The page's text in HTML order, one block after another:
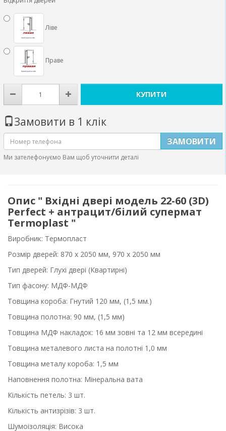
Ліве
Праве
КУПИТИ
Замовити в 1 клік
ЗАМОВИТИ
Ми зателефонуємо Вам щоб уточнити деталі
Опис " Вхідні двері модель 22-60 (3D)
Perfect + антрацит/білий супермат
Termoplast "
Виробник: Термопласт
Розмір дверей: 870 x 2050 мм, 970 x 2050 мм
Тип дверей: Глухі двері (Квартирні)
Тип фасону: МДФ-МДФ
Товщина короба: Гнутий 120 мм, (1,5 мм.)
Товщина полотна: 90 мм, (1,5 мм)
Товщина МДФ накладок: 16 мм зовні та 12 мм всередині
Товщина металевого листа на полотні 1,0 мм
Товщина металу короба: 1,5 мм
Наповнення полотна: Мінеральна вата
Кількість петель: 3 шт.
Кількість антизрізів: 3 шт.
Шумоізоляція: Висока